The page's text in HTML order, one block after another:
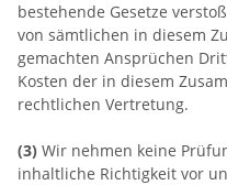
bestehende Gesetze
von sämtlichen in diesem
gemachten Ansprüchen
Kosten der in diesem
rechtlichen Vertretung.
(3) Wir nehmen keine
inhaltliche Richtigkeit vor